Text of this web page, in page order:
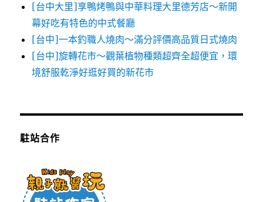
[台中大里]享鴨烤鴨與中華料理大里德芳店～新開
幕好吃有特色的中式餐廳
[台中]一本釣職人燒肉～滿分評價高品質日式燒肉
[台中]旋轉花市～觀葉植物種類超齊全超便宜，環
境舒服乾淨好逛好買的新花市
駐站合作